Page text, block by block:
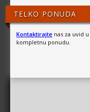
TELKO PONUDA
Kontaktirajte nas za uvid u
kompletnu ponudu.